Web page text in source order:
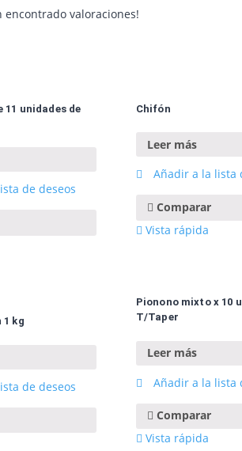
encontrado valoraciones!
11 unidades de
de deseos
Chifón
Leer más
Añadir a la lista
Comparar
Vista rápida
kg
de deseos
Pionono mixto x 10
T/Taper
Leer más
Añadir a la lista
Comparar
Vista rápida